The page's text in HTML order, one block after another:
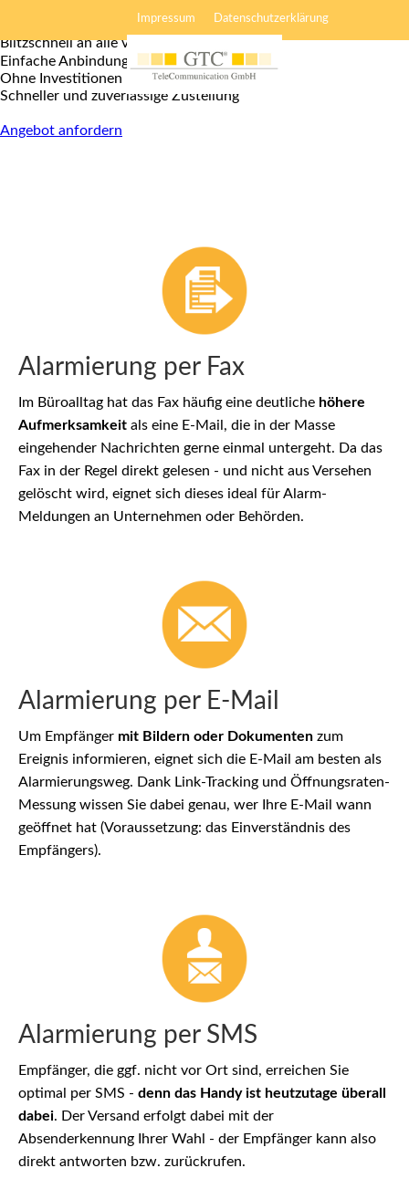
Impressum Datenschutzerklärung
Alarmierungen
Blitzschnell an alle versandt
Einfache Anbindung
Ohne Investitionen
Schneller und zuverlässige Zustellung
Angebot anfordern
Alarmierung per Fax
Im Büroalltag hat das Fax häufig eine deutliche höhere
Aufmerksamkeit als eine E-Mail, die in der Masse
eingehender Nachrichten gerne einmal untergeht. Da das
Fax in der Regel direkt gelesen - und nicht aus Versehen
gelöscht wird, eignet sich dieses ideal für Alarm-
Meldungen an Unternehmen oder Behörden.
Alarmierung per E-Mail
Um Empfänger mit Bildern oder Dokumenten zum
Ereignis informieren, eignet sich die E-Mail am besten als
Alarmierungsweg. Dank Link-Tracking und Öffnungsraten-
Messung wissen Sie dabei genau, wer Ihre E-Mail wann
geöffnet hat (Voraussetzung: das Einverständnis des
Empfängers).
Alarmierung per SMS
Empfänger, die ggf. nicht vor Ort sind, erreichen Sie
optimal per SMS - denn das Handy ist heutzutage überall
dabei. Der Versand erfolgt dabei mit der
Absenderkennung Ihrer Wahl - der Empfänger kann also
direkt antworten bzw. zurückrufen.